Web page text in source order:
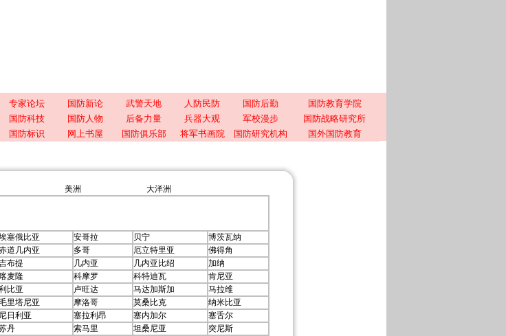
专家论坛 国防新论 武警天地 人防民防 国防后勤
国防教育学院
国防科技 国防人物 后备力量 兵器大观 军校漫步
国防战略研究所
国防标识 网上书屋 国防俱乐部 将军书画院 国防研究机构 国外国防教育
美洲 大洋洲
塞俄比亚 安哥拉 贝宁
博茨瓦纳
道几内亚 多哥 厄立特里亚
佛得角
布提 几内亚 几内亚比绍
加纳
麦隆 科摩罗 科特迪瓦
肯尼亚
比亚 卢旺达 马达加斯加
马拉维
里塔尼亚 摩洛哥 莫桑比克
纳米比亚
尼日利亚 塞拉利昂 塞内加尔
塞舌尔
丹 索马里 坦桑尼亚
突尼斯